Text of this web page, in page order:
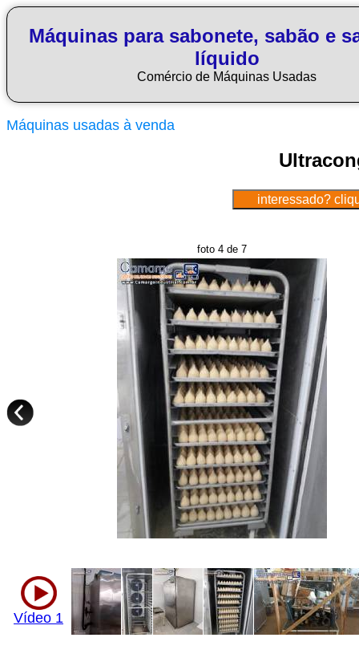
Máquinas para sabonete, sabão e
líquido
Comércio de Máquinas Usadas
Máquinas usadas à venda
foto 4 de 7
Vídeo 1